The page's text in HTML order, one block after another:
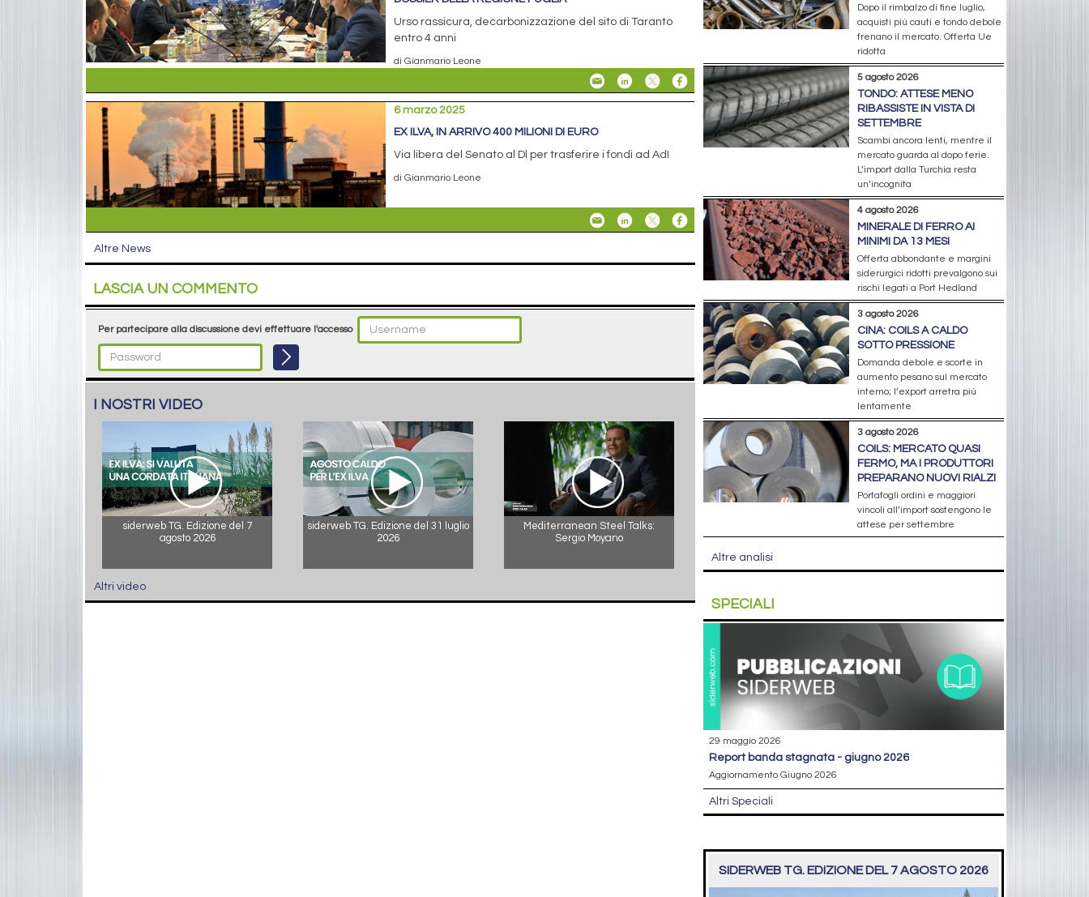
Urso rassicura, decarbonizzazione del sito di Taranto
entro 4 anni
di Gianmario Leone
6 marzo 2025
EX ILVA, IN ARRIVO 400 MILIONI DI EURO
Via libera del Senato al Dl per trasferire i fondi ad AdI
di Gianmario Leone
Altre News
LASCIA UN COMMENTO
Per partecipare alla discussione devi effettuare l'accesso
I NOSTRI VIDEO
siderweb TG. Edizione del 7
agosto 2026
siderweb TG. Edizione del 31 luglio
2026
Mediterranean Steel Talks:
Sergio Moyano
Altri video
Dopo il rimbalzo di fine luglio,
acquisti più cauti e tondo debole
frenano il mercato. Offerta Ue
ridotta
5 agosto 2026
TONDO: ATTESE MENO
RIBASSISTE IN VISTA DI
SETTEMBRE
Scambi ancora lenti, mentre il
mercato guarda al dopo ferie.
L’import dalla Turchia resta
un’incognita
4 agosto 2026
MINERALE DI FERRO AI
MINIMI DA 13 MESI
Offerta abbondante e margini
siderurgici ridotti prevalgono sui
rischi legati a Port Hedland
3 agosto 2026
CINA: COILS A CALDO
SOTTO PRESSIONE
Domanda debole e scorte in
aumento pesano sul mercato
interno; l’export arretra più
lentamente
3 agosto 2026
COILS: MERCATO QUASI
FERMO, MA I PRODUTTORI
PREPARANO NUOVI RIALZI
Portafogli ordini e maggiori
vincoli all’import sostengono le
attese per settembre
Altre analisi
SPECIALI
29 maggio 2026
report banda stagnata - giugno 2026
Aggiornamento Giugno 2026
Altri Speciali
SIDERWEB TG. EDIZIONE DEL 7 AGOSTO 2026